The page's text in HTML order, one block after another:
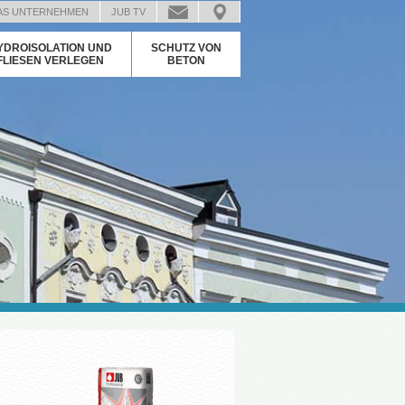
UNTERNEHMEN
JUB TV
UND
VERLEGEN
SCHUTZ VON
BETON